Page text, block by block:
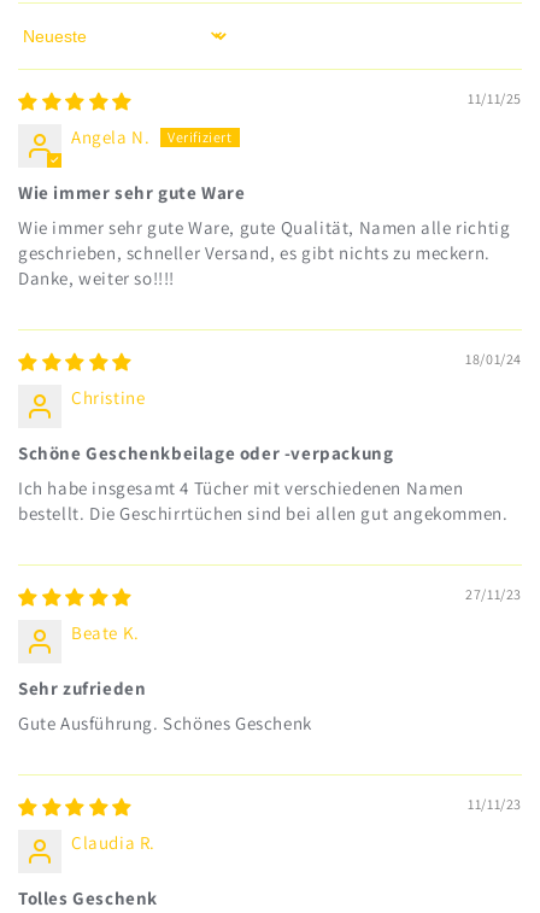
Sort by
11/11/25
Angela N.
Wie immer sehr gute Ware
Wie immer sehr gute Ware, gute Qualität, Namen alle richtig
geschrieben, schneller Versand, es gibt nichts zu meckern.
Danke, weiter so!!!!
18/01/24
Christine
Schöne Geschenkbeilage oder -verpackung
Ich habe insgesamt 4 Tücher mit verschiedenen Namen
bestellt. Die Geschirrtüchen sind bei allen gut angekommen.
27/11/23
Beate K.
Sehr zufrieden
Gute Ausführung. Schönes Geschenk
11/11/23
Claudia R.
Tolles Geschenk